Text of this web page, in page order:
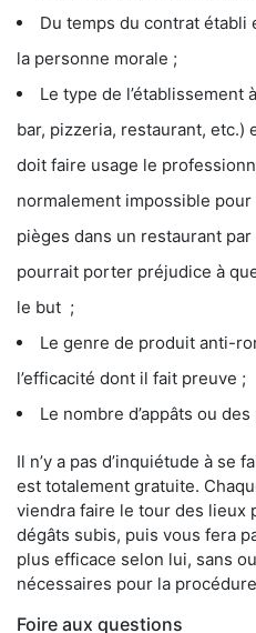
Du temps du contrat établi
la personne morale ;
Le type de l’établissement
bar, pizzeria, restaurant,
doit faire usage le
normalement impossible
pièges dans un restaurant
pourrait porter préjudice à
le but ;
Le genre de produit anti-
l’efficacité dont il fait preuve ;
Le nombre d’appâts ou
Il n’y a pas d’inquiétude à se
est totalement gratuite.
viendra faire le tour des lieux
dégâts subis, puis vous fera
plus efficace selon lui, sans
nécessaires pour la
Foire aux questions